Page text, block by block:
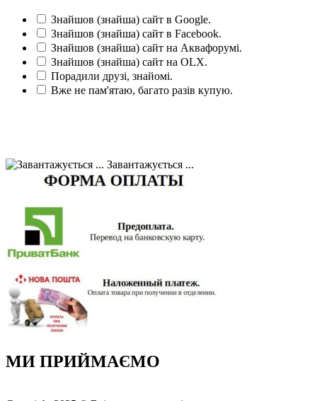
Знайшов (знайша) сайт в Google.
Знайшов (знайша) сайт в Facebook.
Знайшов (знайша) сайт на Аквафорумі.
Знайшов (знайша) сайт на OLX.
Порадили друзі, знайомі.
Вже не пам'ятаю, багато разів купую.
Завантажується ...
МИ ПРИЙМАЄМО